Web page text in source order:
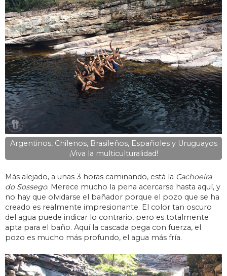
Argentinos, Chilenos, Brasileños, Españoles y Uruguayos
¡Viva la multiculturalidad!
Más alejado, a unas 3 horas caminando, está la Cachoeira
do Sossego. Merece mucho la pena acercarse hasta aquí, y
no hay que olvidarse el bañador porque el pozo que se ha
creado es realmente impresionante. El color tan oscuro
del agua puede indicar lo contrario, pero es totalmente
apta para el baño. Aquí la cascada pega con fuerza, el
pozo es mucho más profundo, el agua más fría.